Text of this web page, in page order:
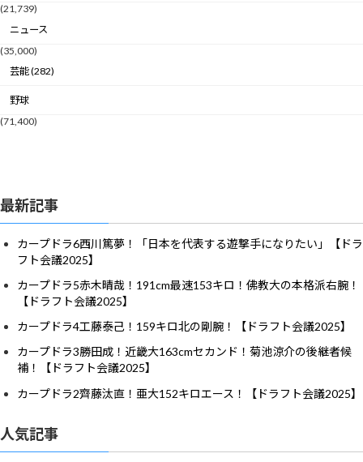
(21,739)
ニュース
(35,000)
芸能 (282)
野球
(71,400)
最新記事
カープドラ6西川篤夢！「日本を代表する遊撃手になりたい」【ドラ
フト会議2025】
カープドラ5赤木晴哉！191cm最速153キロ！佛教大の本格派右腕！
【ドラフト会議2025】
カープドラ4工藤泰己！159キロ北の剛腕！【ドラフト会議2025】
カープドラ3勝田成！近畿大163cmセカンド！菊池涼介の後継者候
補！【ドラフト会議2025】
カープドラ2齊藤汰直！亜大152キロエース！【ドラフト会議2025】
人気記事